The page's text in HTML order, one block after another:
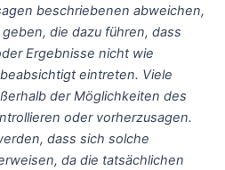
beschriebenen abweichen,
die dazu führen, dass
Ergebnisse nicht wie
eintreten. Viele
der Möglichkeiten des
oder vorherzusagen.
dass sich solche
da die tatsächlichen